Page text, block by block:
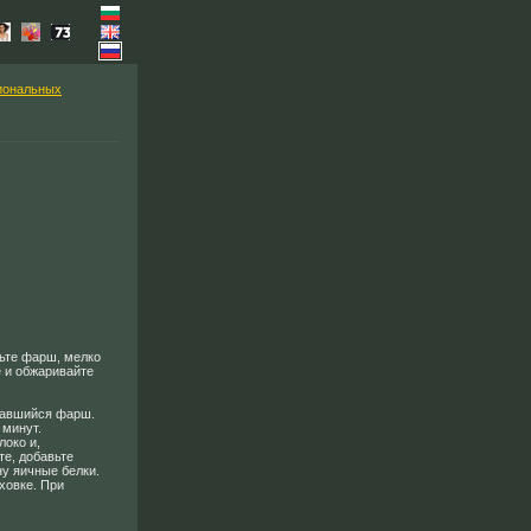
фарш, мелко
обжаривайте
фарш.
и,
добавьте
яичные белки.
При